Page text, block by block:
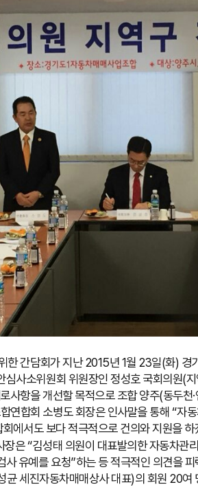
한 간담회가 지난 2015년 1월 23일(화) 경
사소위원회 위원장인 정성호 국회의원(
사항을 개선할 목적으로 조합 양주(동두
연합회 소병도 회장은 인사말을 통해 “
에서도 보다 적극적으로 건의와 지원을 하
은 “김성태 의원이 대표발의한 자동차
유예를 요청”하는 등 적극적인 의견을 피
균 세진자동차매매상사 대표)의 회원 20